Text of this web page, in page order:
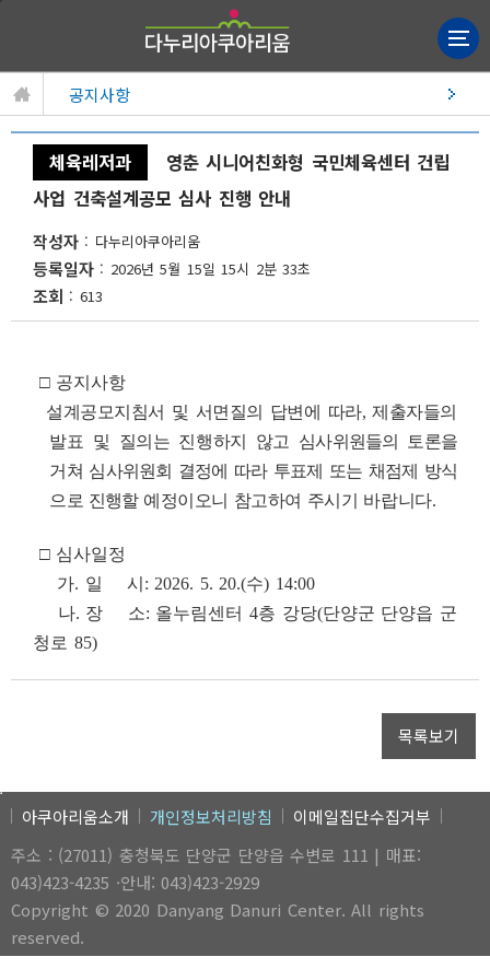
공지사항
체육레저과
영춘 시니어친화형 국민체육센터 건립
사업 건축설계공모 심사 진행 안내
작성자 다누리아쿠아리움
등록일자 2026년 5월 15일 15시 2분 33초
조회 613
□ 공지사항
설계공모지침서 및 서면질의 답변에 따라, 제출자들의
발표 및 질의는 진행하지 않고 심사위원들의 토론을
거쳐 심사위원회 결정에 따라 투표제 또는 채점제 방식
으로 진행할예정이오니 참고하여 주시기 바랍니다.
□ 심사일정
가. 일 시: 2026. 5. 20.(수) 14:00
나. 장 소: 올누림센터 4층 강당(단양군 단양읍 군
청로 85)
목록보기
아쿠아리움소개 개인정보처리방침
이메일집단수집거부
주소 : (27011) 충청북도 단양군 단양읍 수변로 111 | 매표:
043)423-4235 ·안내: 043)423-2929
Copyright © 2020 Danyang Danuri Center. All rights
reserved.